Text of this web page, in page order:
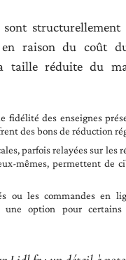
structurellement
en raison du coût
taille réduite du
fidélité des enseignes
des bons de réduction
parfois relayées sur les
mêmes, permettent de
ou les commandes en
une option pour